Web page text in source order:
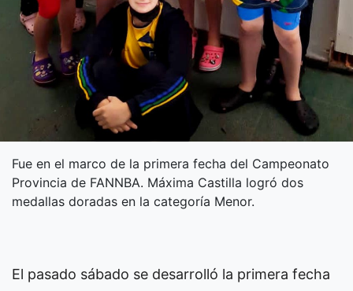
Fue en el marco de la primera fecha del Campeonato
Provincia de FANNBA. Máxima Castilla logró dos
medallas doradas en la categoría Menor.
El pasado sábado se desarrolló la primera fecha